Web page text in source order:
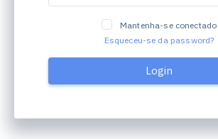
Mantenha-se conectado
Esqueceu-se da password?
Login